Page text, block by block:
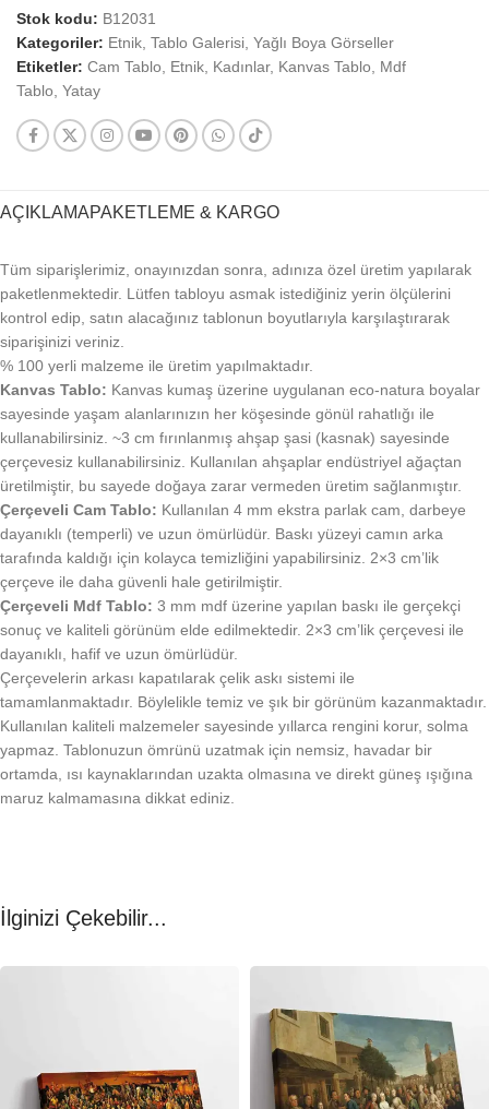
Stok kodu: B12031
Kategoriler: Etnik, Tablo Galerisi, Yağlı Boya Görseller
Etiketler: Cam Tablo, Etnik, Kadınlar, Kanvas Tablo, Mdf
Tablo, Yatay
AÇIKLAMAPAKETLEME & KARGO
Tüm siparişlerimiz, onayınızdan sonra, adınıza özel üretim yapılarak
paketlenmektedir. Lütfen tabloyu asmak istediğiniz yerin ölçülerini
kontrol edip, satın alacağınız tablonun boyutlarıyla karşılaştırarak
siparişinizi veriniz.
% 100 yerli malzeme ile üretim yapılmaktadır.
Kanvas Tablo: Kanvas kumaş üzerine uygulanan eco-natura boyalar
sayesinde yaşam alanlarınızın her köşesinde gönül rahatlığı ile
kullanabilirsiniz. ~3 cm fırınlanmış ahşap şasi (kasnak) sayesinde
çerçevesiz kullanabilirsiniz. Kullanılan ahşaplar endüstriyel ağaçtan
üretilmiştir, bu sayede doğaya zarar vermeden üretim sağlanmıştır.
Çerçeveli Cam Tablo: Kullanılan 4 mm ekstra parlak cam, darbeye
dayanıklı (temperli) ve uzun ömürlüdür. Baskı yüzeyi camın arka
tarafında kaldığı için kolayca temizliğini yapabilirsiniz. 2×3 cm’lik
çerçeve ile daha güvenli hale getirilmiştir.
Çerçeveli Mdf Tablo: 3 mm mdf üzerine yapılan baskı ile gerçekçi
sonuç ve kaliteli görünüm elde edilmektedir. 2×3 cm’lik çerçevesi ile
dayanıklı, hafif ve uzun ömürlüdür.
Çerçevelerin arkası kapatılarak çelik askı sistemi ile
tamamlanmaktadır. Böylelikle temiz ve şık bir görünüm kazanmaktadır.
Kullanılan kaliteli malzemeler sayesinde yıllarca rengini korur, solma
yapmaz. Tablonuzun ömrünü uzatmak için nemsiz, havadar bir
ortamda, ısı kaynaklarından uzakta olmasına ve direkt güneş ışığına
maruz kalmamasına dikkat ediniz.
İlginizi Çekebilir...